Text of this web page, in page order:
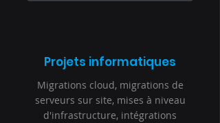
Projets informatiques
Migrations cloud, migrations de
serveurs sur site, mises à niveau
d'infrastructure, intégrations